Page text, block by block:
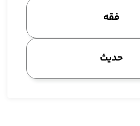
و این ها آمدند و این ها، بعد هم با
امام صادق به شدت با قیاس مخالف بود
به امام باقر و حتی امام صادق به لحاظ
بود، ما حالا یکمی به هم ریختیم و إلا واقعا
شیعه در یک برهه تاریخی گاهگاهی این
فقه
حدیث